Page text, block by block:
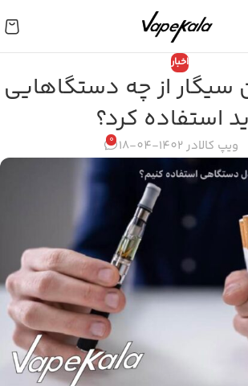
اخبار
سیگار از چه دستگاهایی
استفاده کرد؟
ویپ کالادر 1402-04-18 0